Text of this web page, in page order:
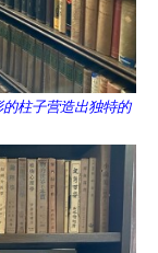
柱子营造出独特的